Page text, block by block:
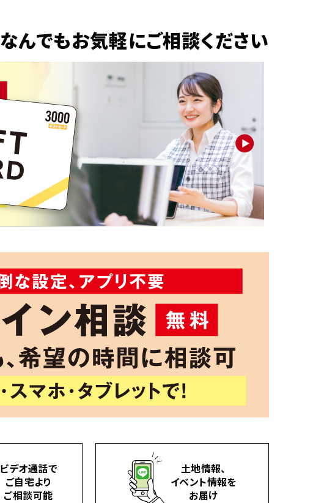
なんでもお気軽にご相談ください
ビデオ通話で
ご自宅より
ご相談可能
土地情報、
イベント情報を
お届け